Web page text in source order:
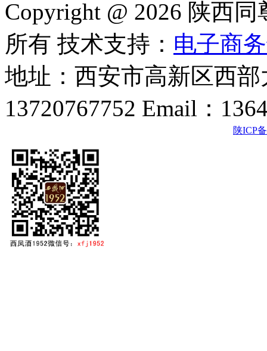
Copyright @ 2026 陕西
所有 技术支持： 电子商
地址：西安市高新区西
13720767752 Email：
陕ICP